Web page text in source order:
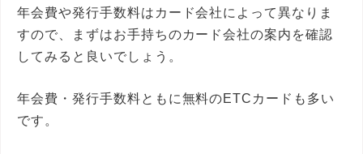
年会費や発行手数料はカード会社によって異なりま
すので、まずはお手持ちのカード会社の案内を確認
してみると良いでしょう。
年会費・発行手数料ともに無料のETCカードも多い
です。